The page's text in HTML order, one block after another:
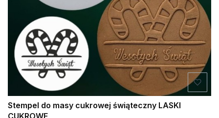
Stempel do masy cukrowej świąteczny LASKI
CUKROWE